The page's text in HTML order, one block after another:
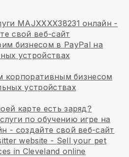
MAJXXXX38231 онлайн -
свой веб-сайт
бизнесом в PayPal на
устройствах
корпоративным бизнесом
устройствах
карте есть заряд?
по обучению игре на
- создайте свой веб-сайт
website - Sell your pet
in Cleveland online